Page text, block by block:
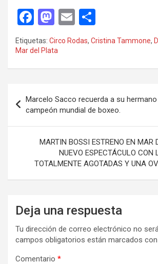
F
a
ce
b
o
k
M
a
st
o
o
n
E
m
ail
o
m
p
tir
Etiquetas: Circo Rodas, Cristina Tammone,
Mar del Plata
de
entradas
Marcelo Sacco recuerda a su hermano
campeón mundial de boxeo.
MARTIN BOSSI ESTRENO EN MAR
NUEVO ESPECTÁCULO CON
TOTALMENTE AGOTADAS Y UNA
Deja una respuesta
Tu dirección de correo electrónico no
campos obligatorios están marcados con
Comentario *